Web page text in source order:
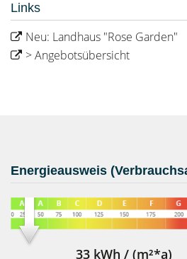
Links
Neu: Landhaus "Rose Garden"
> Angebotsübersicht
Energieausweis
33 kWh / (m²*a)